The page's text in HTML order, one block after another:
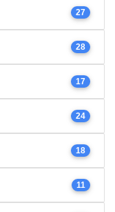
27
28
17
24
18
11